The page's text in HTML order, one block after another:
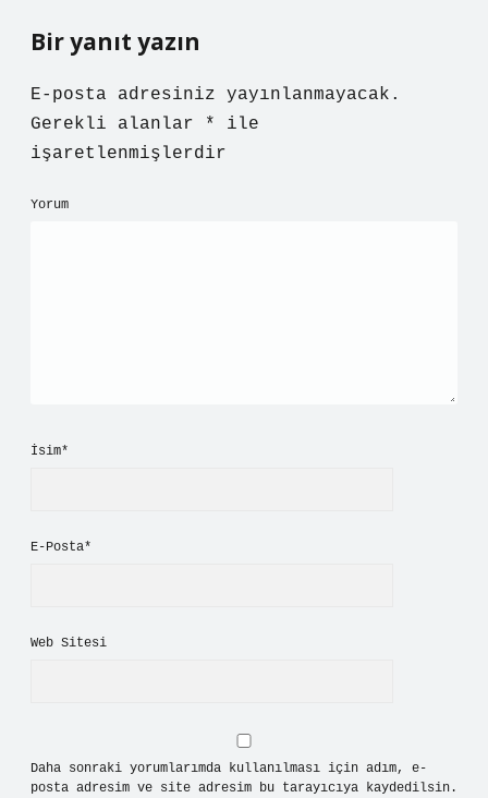
Bir yanıt yazın
E-posta adresiniz yayınlanmayacak.
Gerekli alanlar
*
ile
işaretlenmişlerdir
Yorum
İsim*
E-Posta*
Web Sitesi
Daha sonraki yorumlarımda kullanılması için adım, e-
posta adresim ve site adresim bu tarayıcıya kaydedilsin.